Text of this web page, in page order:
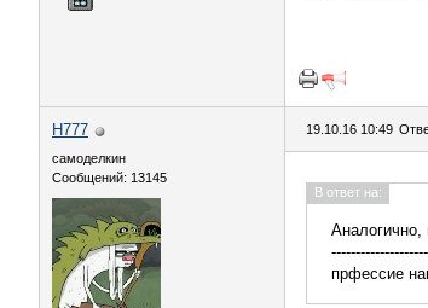
H777
самоделкин
Сообщений: 13145
19.10.16 10:49
В ответ на:
Аналогично,
прфессие